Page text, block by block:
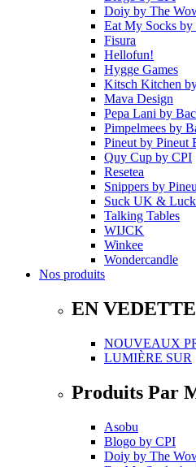
Doiy by The
Eat My Socks by
Fisura
Hellofun!
Hygge Games
Kitsch Kitchen
Mava Design
Pepa Lani by
Pimpelmees by
Pineut by Pineut
Quy Cup by CPI
Resetea
Snippers by
Suck UK &
Talking Tables
WIJCK
Winkee
Wondercandle
Nos produits
EN VEDETTE
NOUVEAUX
LUMIÈRE SUR
Produits Par
Asobu
Blogo by CPI
Doiy by The